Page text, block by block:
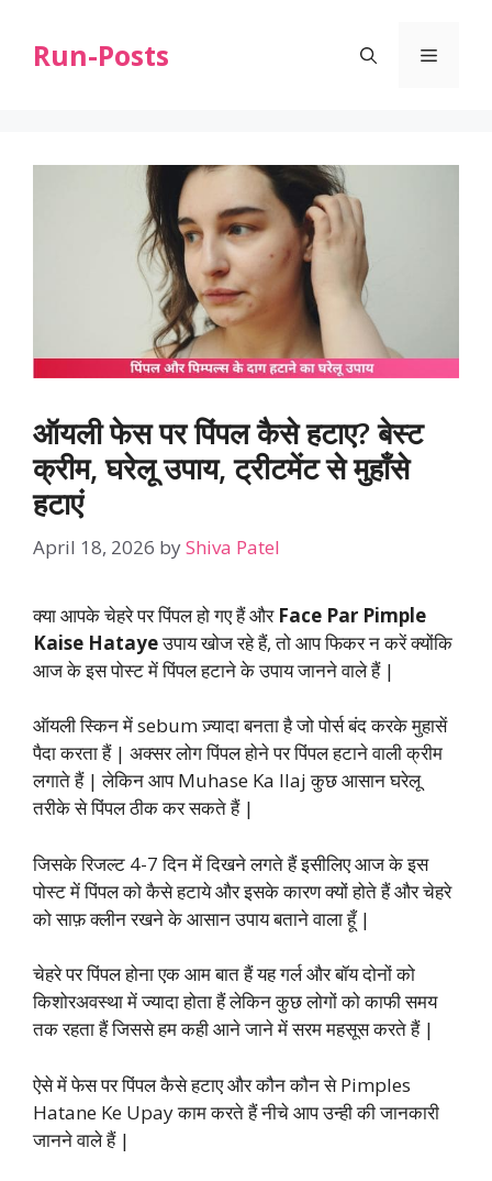
contentRun-Posts Menu
ऑयली फेस पर पिंपल कैसे हटाए? बेस्ट
क्रीम, घरेलू उपाय, ट्रीटमेंट से मुहाँसे
हटाएं
April 18, 2026 byShiva Patel
क्या आपके चेहरे पर पिंपल हो गए हैं और Face Par Pimple
Kaise Hatayeउपाय खोज रहे हैं, तो आप फिकर न करें क्योंकि
आज के इस पोस्ट में पिंपल हटाने के उपाय जानने वाले हैं |
ऑयली स्किन में sebum ज़्यादा बनता है जो पोर्स बंद करके मुहासें
पैदा करता हैं | अक्सर लोग पिंपल होने पर पिंपल हटाने वाली क्रीम
लगाते हैं | लेकिन आप Muhase Ka Ilaj कुछ आसान घरेलू
तरीके से पिंपल ठीक कर सकते हैं |
जिसके रिजल्ट 4-7 दिन में दिखने लगते हैं इसीलिए आज के इस
पोस्ट में पिंपल को कैसे हटाये और इसके कारण क्यों होते हैं और चेहरे
को साफ़ क्लीन रखने के आसान उपाय बताने वाला हूँ |
चेहरे पर पिंपल होना एक आम बात हैं यह गर्ल और बॉय दोनों को
किशोरअवस्था में ज्यादा होता हैं लेकिन कुछ लोगों को काफी समय
तक रहता हैं जिससे हम कही आने जाने में सरम महसूस करते हैं |
ऐसे में फेस पर पिंपल कैसे हटाए और कौन कौन से Pimples
Hatane Ke Upay काम करते हैं नीचे आप उन्ही की जानकारी
जानने वाले हैं |